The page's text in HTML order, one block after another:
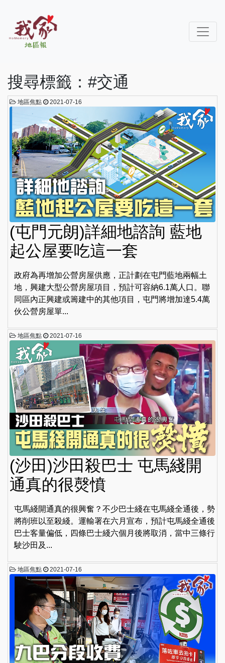
搜尋標籤：#交通
地區焦點 2021-07-16
(屯門元朗)詳細地諮詢 藍地
起公屋要吃這一套
政府為再增加公營房屋供應，正計劃在屯門藍地兩幅土
地，興建大型公營房屋項目，預計可容納6.1萬人口。聯
同區內正興建或籌建中的其他項目，屯門將增加達5.4萬
伙公營房屋單...
地區焦點 2021-07-16
(沙田)沙田殺巴士 屯馬綫開
通真的很㷫憤
屯馬綫開通真的很興奮？不少巴士綫在屯馬綫全通後，勢
將削班以至殺綫。運輸署在六月宣布，預計屯馬綫全通後
巴士客量偏低，四條巴士綫六個月後將取消，當中三條行
駛沙田及...
地區焦點 2021-07-16